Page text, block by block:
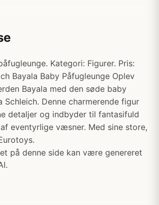
Kategori: Figurer. Pris:
Bayala Baby Påfugleunge Oplev
Bayala med den søde baby
Schleich. Denne charmerende figur
detaljer og indbyder til fantasifuld
eventyrlige væsner. Med sine store,
på denne side kan være genereret